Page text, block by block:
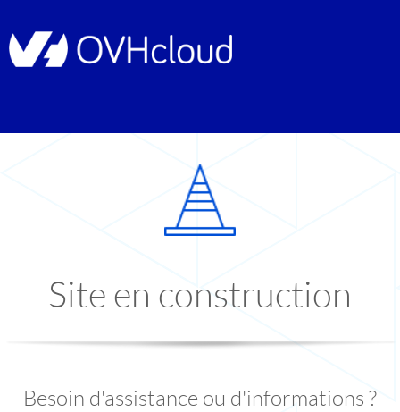
Site en construction
Besoin d'assistance ou d'informations ?